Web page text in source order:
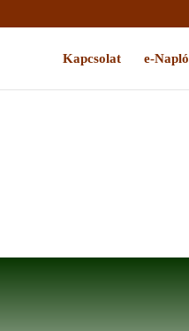
Kapcsolat e-Napló